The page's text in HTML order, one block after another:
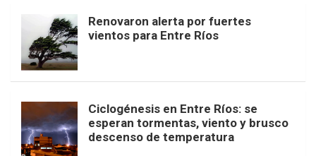
Renovaron alerta por fuertes
vientos para Entre Ríos
Ciclogénesis en Entre Ríos: se
esperan tormentas, viento y brusco
descenso de temperatura